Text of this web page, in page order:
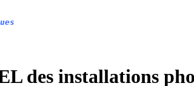
des installations